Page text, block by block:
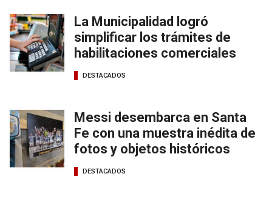
La Municipalidad logró
simplificar los trámites de
habilitaciones comerciales
DESTACADOS
Messi desembarca en Santa
Fe con una muestra inédita de
fotos y objetos históricos
DESTACADOS